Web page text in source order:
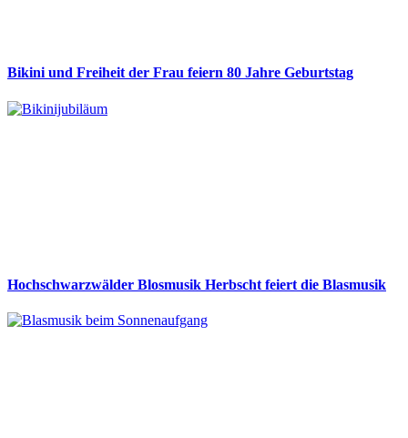
Bikini und Freiheit der Frau feiern 80 Jahre Geburtstag
Hochschwarzwälder Blosmusik Herbscht feiert die Blasmusik